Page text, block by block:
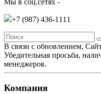
Мы в соц.сетях -
+7 (987) 436-1111
В связи с обновлением,
Убедительная просьба,
менеджеров.
Компания